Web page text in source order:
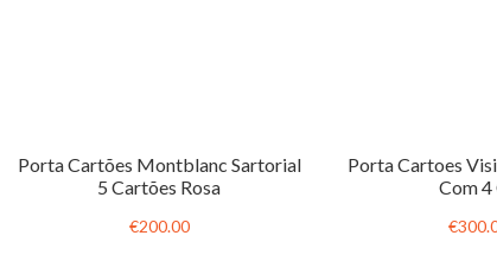
Porta Cartões Montblanc Sartorial
5 Cartões Rosa
€200.00
Porta Cartoes
Com 4